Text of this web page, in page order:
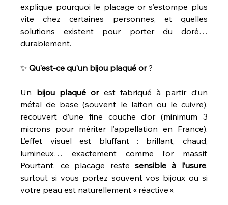
explique pourquoi le placage or s’estompe plus
vite chez certaines personnes, et quelles
solutions existent pour porter du doré…
durablement.
✨ Qu’est-ce qu’un bijou plaqué or ?
Un bijou plaqué or est fabriqué à partir d’un
métal de base (souvent le laiton ou le cuivre),
recouvert d’une fine couche d’or (minimum 3
microns pour mériter l’appellation en France).
L’effet visuel est bluffant : brillant, chaud,
lumineux… exactement comme l’or massif.
Pourtant, ce placage reste sensible à l’usure,
surtout si vous portez souvent vos bijoux ou si
votre peau est naturellement « réactive ».